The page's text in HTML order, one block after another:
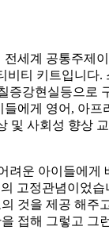
전세계 공통주제
비티 키트입니다.
증강현실등으로
에게 영어, 아프
및 사회성 향상
려운 아이들에게
고정관념이었습
것을 제공 해주
접해 그렇고 그